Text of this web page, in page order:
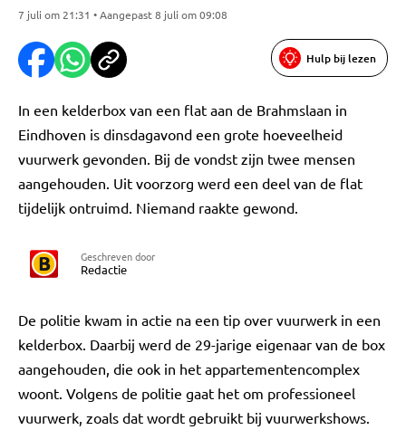
7 juli om 21:31 • Aangepast 8 juli om 09:08
Hulp bij lezen
In een kelderbox van een flat aan de Brahmslaan in
Eindhoven is dinsdagavond een grote hoeveelheid
vuurwerk gevonden. Bij de vondst zijn twee mensen
aangehouden. Uit voorzorg werd een deel van de flat
tijdelijk ontruimd. Niemand raakte gewond.
Geschreven door
Redactie
De politie kwam in actie na een tip over vuurwerk in een
kelderbox. Daarbij werd de 29-jarige eigenaar van de box
aangehouden, die ook in het appartementencomplex
woont. Volgens de politie gaat het om professioneel
vuurwerk, zoals dat wordt gebruikt bij vuurwerkshows.